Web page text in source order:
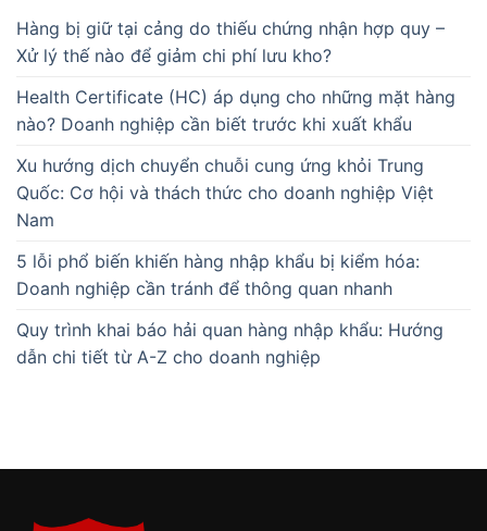
Hàng bị giữ tại cảng do thiếu chứng nhận hợp quy –
Xử lý thế nào để giảm chi phí lưu kho?
Health Certificate (HC) áp dụng cho những mặt hàng
nào? Doanh nghiệp cần biết trước khi xuất khẩu
Xu hướng dịch chuyển chuỗi cung ứng khỏi Trung
Quốc: Cơ hội và thách thức cho doanh nghiệp Việt
Nam
5 lỗi phổ biến khiến hàng nhập khẩu bị kiểm hóa:
Doanh nghiệp cần tránh để thông quan nhanh
Quy trình khai báo hải quan hàng nhập khẩu: Hướng
dẫn chi tiết từ A-Z cho doanh nghiệp